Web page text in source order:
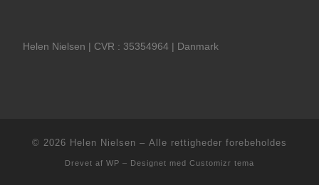
Helen Nielsen | CVR : 35354964 | Danmark
© 2026 Helen Nielsen – Alle rettigheder forebeholdes
Drevet af WP – Designet med Customizr tema